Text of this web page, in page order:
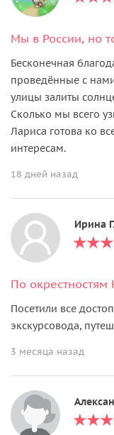
Бесконечная
проведённые с
улицы залиты
Сколько мы всего
Лариса готова ко
интересам.
18 дней назад
Ирина Г.
Посетили все
экскурсовода,
3 месяца назад